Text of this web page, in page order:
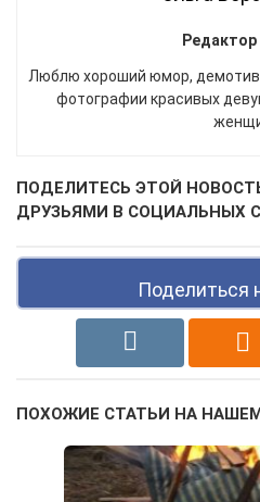
Редактор
Люблю хороший юмор,
фотографии красивых
ПОДЕЛИТЕСЬ ЭТОЙ
ДРУЗЬЯМИ В СОЦИАЛЬНЫХ
Поделиться
ПОХОЖИЕ СТАТЬИ НА